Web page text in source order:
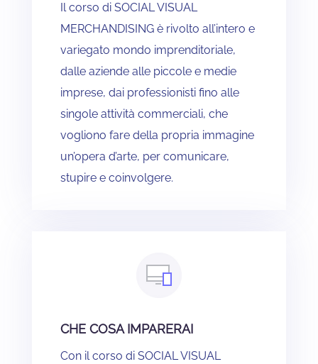
Il corso di SOCIAL VISUAL
MERCHANDISING è rivolto all’intero e
variegato mondo imprenditoriale,
dalle aziende alle piccole e medie
imprese, dai professionisti fino alle
singole attività commerciali, che
vogliono fare della propria immagine
un’opera d’arte, per comunicare,
stupire e coinvolgere.
CHE COSA IMPARERAI
Con il corso di SOCIAL VISUAL